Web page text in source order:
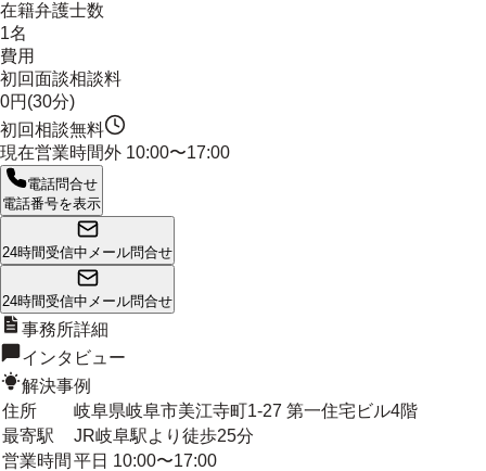
在籍弁護士数
1名
費用
初回面談相談料
0円(30分)
初回相談無料
現在営業時間外 10:00〜17:00
電話問合せ
電話番号を表示
24時間受信中 メール問合せ
24時間受信中 メール問合せ
事務所詳細
インタビュー
解決事例
住所
岐阜県岐阜市美江寺町1-27 第一住宅ビル4階
最寄駅
JR岐阜駅より徒歩25分
営業時間 平日 10:00〜17:00